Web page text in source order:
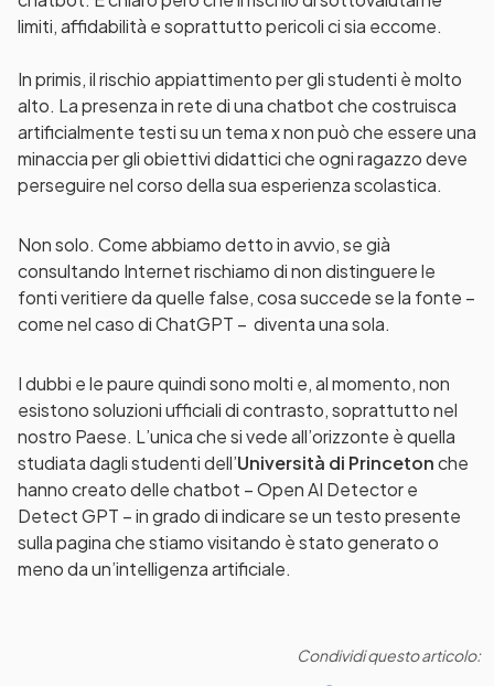
limiti, affidabilità e soprattutto pericoli ci sia eccome.
In primis, il rischio appiattimento per gli studenti è molto
alto. La presenza in rete di una chatbot che costruisca
artificialmente testi su un tema x non può che essere una
minaccia per gli obiettivi didattici che ogni ragazzo deve
perseguire nel corso della sua esperienza scolastica.
Non solo. Come abbiamo detto in avvio, se già
consultando Internet rischiamo di non distinguere le
fonti veritiere da quelle false, cosa succede se la fonte –
come nel caso di ChatGPT – diventa una sola.
I dubbi e le paure quindi sono molti e, al momento, non
esistono soluzioni ufficiali di contrasto, soprattutto nel
nostro Paese. L’unica che si vede all’orizzonte è quella
studiata dagli studenti dell’Università di Princetonche
hanno creato delle chatbot – Open AI Detector e
Detect GPT – in grado di indicare se un testo presente
sulla pagina che stiamo visitando è stato generato o
meno da un’intelligenza artificiale.
Condividi questo articolo: